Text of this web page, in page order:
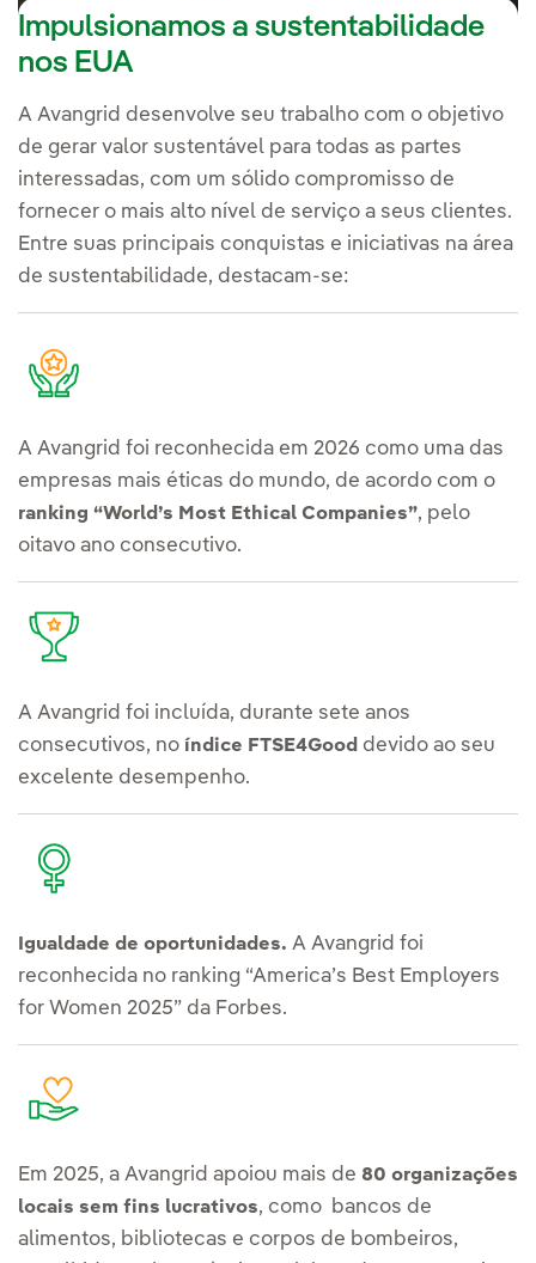
Impulsionamos a sustentabilidade
nos EUA
A Avangrid desenvolve seu trabalho com o objetivo
de gerar valor sustentável para todas as partes
interessadas, com um sólido compromisso de
fornecer o mais alto nível de serviço a seus clientes.
Entre suas principais conquistas e iniciativas na área
de sustentabilidade, destacam-se:
A Avangrid foi reconhecida em 2026 como uma das
empresas mais éticas do mundo, de acordo com o
ranking “World’s Most Ethical Companies”, pelo
oitavo ano consecutivo.
A Avangrid foi incluída, durante sete anos
consecutivos, no índice FTSE4Good devido ao seu
excelente desempenho.
Igualdade de oportunidades. A Avangrid foi
reconhecida no ranking “America’s Best Employers
for Women 2025” da Forbes.
Em 2025, a Avangrid apoiou mais de 80 organizações
locais sem fins lucrativos, como bancos de
alimentos, bibliotecas e corpos de bombeiros,